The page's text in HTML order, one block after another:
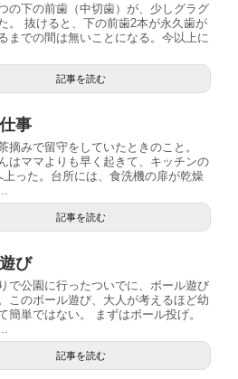
の下の前歯（中切歯）が、少しグラグ
。 抜けると、下の前歯2本が永久歯が
までの間は無いことになる。今以上に
記事を読む
事
摘みで留守をしていたときのこと。
はママよりも早く起きて、キッチンの
上った。台所には、食洗機の扉が乾燥
記事を読む
び
で公園に行ったついでに、ボール遊び
このボール遊び、大人が考えるほど幼
簡単ではない。 まずはボール投げ。
記事を読む